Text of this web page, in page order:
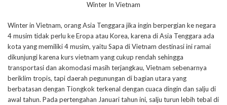
Winter In Vietnam
Winter in Vietnam, orang Asia Tenggara jika ingin berpergian ke negara
4 musim tidak perlu ke Eropa atau Korea, karena di Asia Tenggara ada
kota yang memiliki 4 musim, yaitu Sapa di Vietnam destinasi ini ramai
dikunjungi karena kurs vietnam yang cukup rendah sehingga
transportasi dan akomodasi masih terjangkau, Vietnam sebenarnya
beriklim tropis, tapi daerah pegunungan di bagian utara yang
berbatasan dengan Tiongkok terkenal dengan cuaca dingin dan salju di
awal tahun. Pada pertengahan Januari tahun ini, salju turun lebih tebal di